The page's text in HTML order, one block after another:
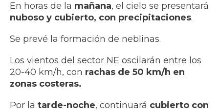
En horas de la mañana, el cielo se presentará
nuboso y cubierto, con precipitaciones.
Se prevé la formación de neblinas.
Los vientos del sector NE oscilarán entre los
20-40 km/h, con rachas de 50 km/h en
zonas costeras.
Por la tarde-noche, continuará cubierto con